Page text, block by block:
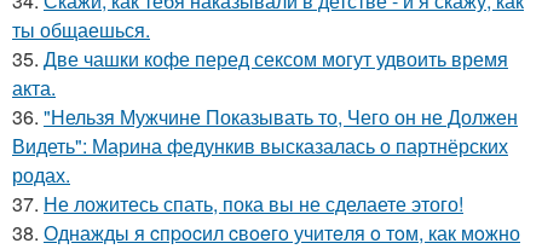
ты общаешься.
35. Две чашки кофе перед сексом могут удвоить время
акта.
36. "Нельзя Мужчине Показывать то, Чего он не Должен
Видеть": Марина федункив высказалась о партнёрских
родах.
37. Не ложитесь спать, пока вы не сделаете этого!
38. Однажды я cпpocил cвoeгo учитeля o тoм, как мoжно